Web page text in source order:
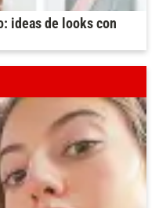
ideas de looks con